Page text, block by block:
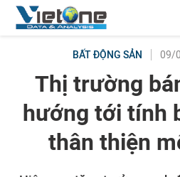
BẤT ĐỘNG SẢN 09/
Thị trường
hướng tới tính
thân thiện